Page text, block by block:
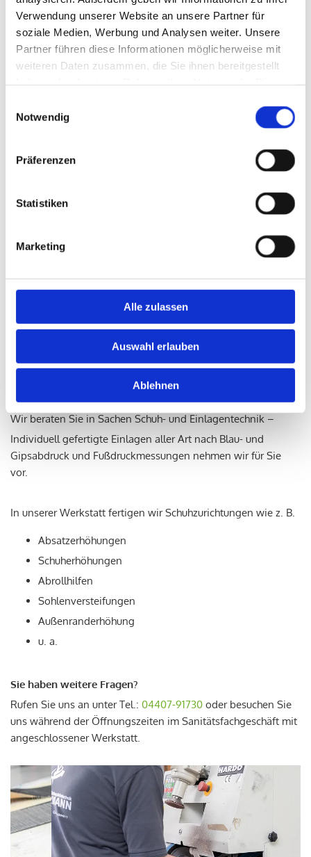
Verwendung unserer Website an unsere Partner für
soziale Medien, Werbung und Analysen weiter. Unsere
Partner führen diese Informationen möglicherweise mit
weiteren Daten zusammen, die Sie ihnen bereitgestellt
Notwendig
Präferenzen
Statistiken
Marketing
Alle zulassen
Auswahl erlauben
Ablehnen
Ob zu Hause oder in unserem Fachgeschäft - in diskreter
Umgebung nehmen wir Ihre Wünsche und Bedürfnisse auf
und unterstützen Sie, damit Sie mit fortschrittlichster
Orthopädie-Technik bestens versorgt werden können.
Schuh- und Einlagentechnik
Wir beraten Sie in Sachen Schuh- und Einlagentechnik –
Individuell gefertigte Einlagen aller Art nach Blau- und
Gipsabdruck und Fußdruckmessungen nehmen wir für Sie
vor.
In unserer Werkstatt fertigen wir Schuhzurichtungen wie z. B.
Absatzerhöhungen
Schuherhöhungen
Abrollhilfen
Sohlenversteifungen
Außenranderhöhung
u. a.
Sie haben weitere Fragen?
Rufen Sie uns an unter Tel.: 04407-91730 oder besuchen Sie
uns während der Öffnungszeiten im Sanitätsfachgeschäft mit
angeschlossener Werkstatt.